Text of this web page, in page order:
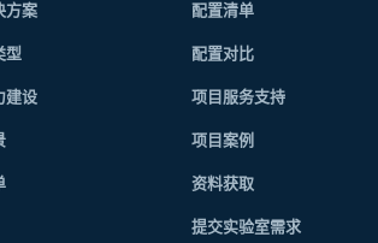
方案
型
建设
配置清单
配置对比
项目服务支持
项目案例
资料获取
提交实验室需求